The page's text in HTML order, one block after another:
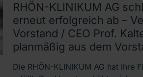
RHÖN-KLINIKUM AG
erneut erfolgreich ab –
Vorstand / CEO Prof.
planmäßig aus dem
Die RHÖN-KLINIKUM AG hat ihre